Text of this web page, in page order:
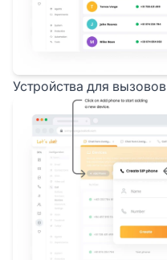
Устройства для вызовов